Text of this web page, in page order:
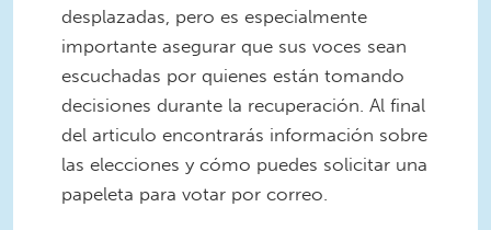
desplazadas, pero es especialmente
importante asegurar que sus voces sean
escuchadas por quienes están tomando
decisiones durante la recuperación. Al final
del articulo encontrarás información sobre
las elecciones y cómo puedes solicitar una
papeleta para votar por correo.